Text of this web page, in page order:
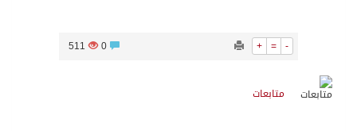
+ = -
511
متابعات